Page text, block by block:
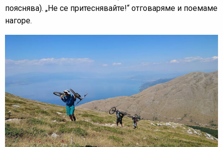
пояснява). „Не се притеснявайте!“ отговаряме и поемаме
нагоре.